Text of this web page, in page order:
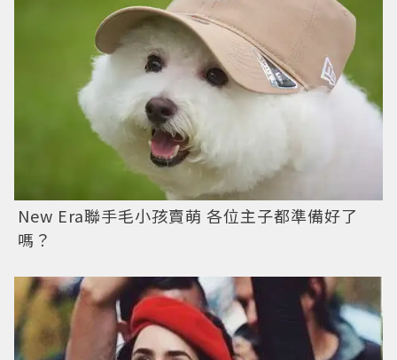
New Era聯手毛小孩賣萌 各位主子都準備好了
嗎？